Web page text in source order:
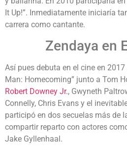
It Up!”. Inmediatamente iniciaría
carrera como cantante.
Zendaya en
Así pues debuta en el cine en
Man: Homecoming” junto a Tom
Robert Downey Jr., Gwyneth
Connelly, Chris Evans y el
participó en dos secuelas más de
compartir reparto con actores
Jake Gyllenhaal.